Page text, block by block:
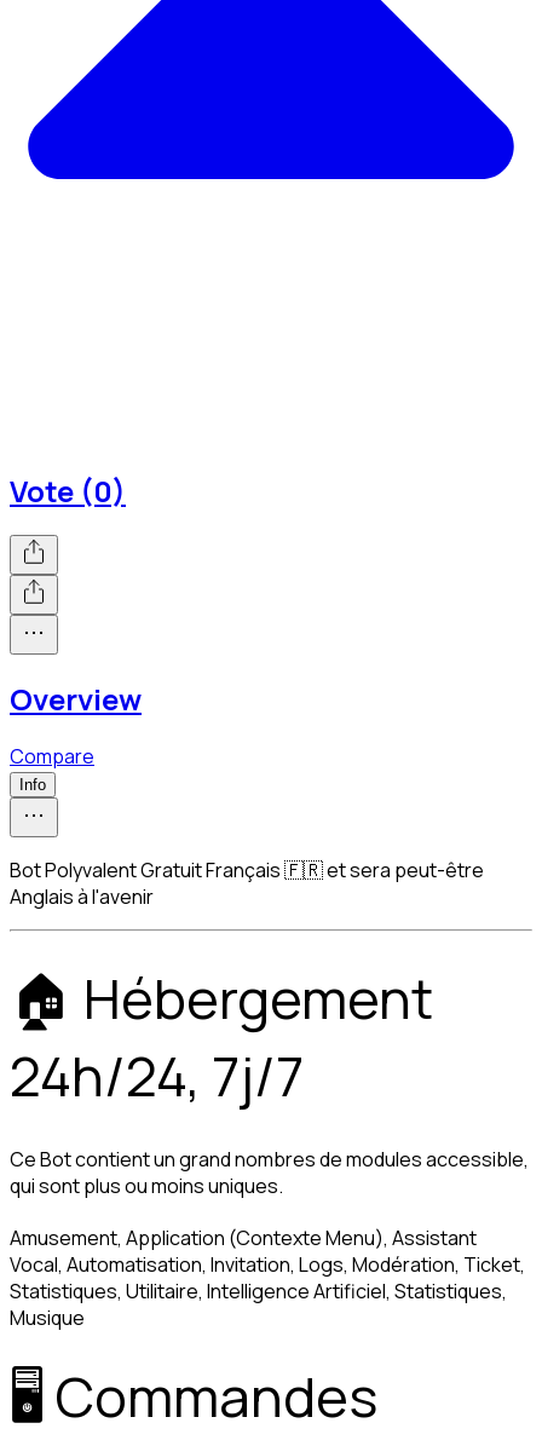
Vote (0)
Overview
Compare
Info
Bot Polyvalent Gratuit Français 🇫🇷 et sera peut-être
Anglais à l'avenir
🏠 Hébergement
24h/24, 7j/7
Ce Bot contient un grand nombres de modules accessible,
qui sont plus ou moins uniques.
Amusement, Application (Contexte Menu), Assistant
Vocal, Automatisation, Invitation, Logs, Modération, Ticket,
Statistiques, Utilitaire, Intelligence Artificiel, Statistiques,
Musique
🖥️ Commandes